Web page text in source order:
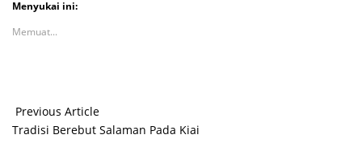
Menyukai ini:
Memuat...
Previous Article
Tradisi Berebut Salaman Pada Kiai